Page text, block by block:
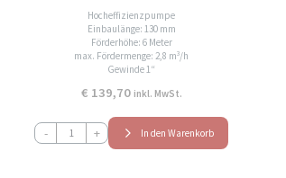
Hocheffizienzpumpe
Einbaulänge: 130 mm
Förderhöhe: 6 Meter
max. Fördermenge: 2,8 m³/h
Gewinde 1“
€ 139,70 inkl. MwSt.
-
HST
EPR20-
+ In den Warenkorb